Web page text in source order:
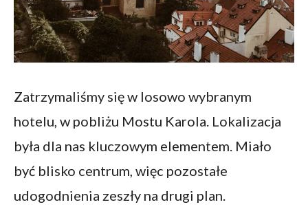
Zatrzymaliśmy się w losowo wybranym
hotelu, w pobliżu Mostu Karola. Lokalizacja
była dla nas kluczowym elementem. Miało
być blisko centrum, więc pozostałe
udogodnienia zeszły na drugi plan.